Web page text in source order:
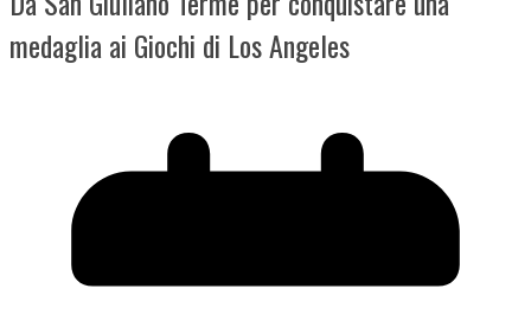
medaglia ai Giochi di Los Angeles